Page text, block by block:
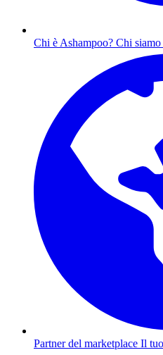
Chi è Ashampoo? Chi siamo
Partner del marketplace Il